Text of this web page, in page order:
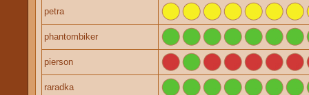
petra
phantombiker
pierson
raradka